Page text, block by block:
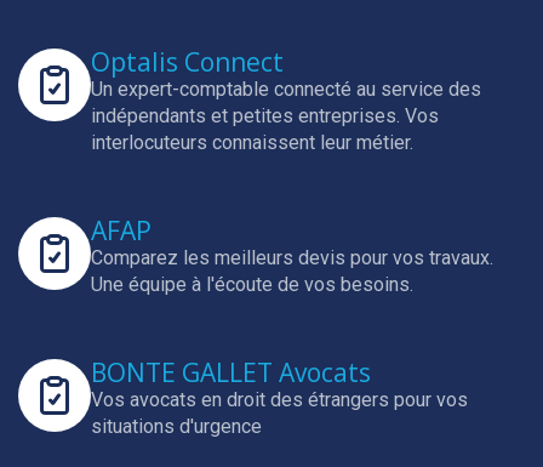
Optalis Connect
Un expert-comptable connecté au service des
indépendants et petites entreprises. Vos
interlocuteurs connaissent leur métier.
AFAP
Comparez les meilleurs devis pour vos travaux.
Une équipe à l'écoute de vos besoins.
BONTE GALLET Avocats
Vos avocats en droit des étrangers pour vos
situations d'urgence